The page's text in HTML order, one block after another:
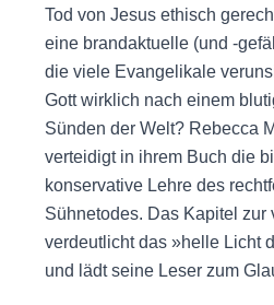
Tod von Jesus ethisch
eine brandaktuelle (und -
die viele Evangelikale
Gott wirklich nach einem
Sünden der Welt? Rebecca
verteidigt in ihrem Buch die
konservative Lehre des
Sühnetodes. Das Kapitel zur
verdeutlicht das »helle Licht
und lädt seine Leser zum